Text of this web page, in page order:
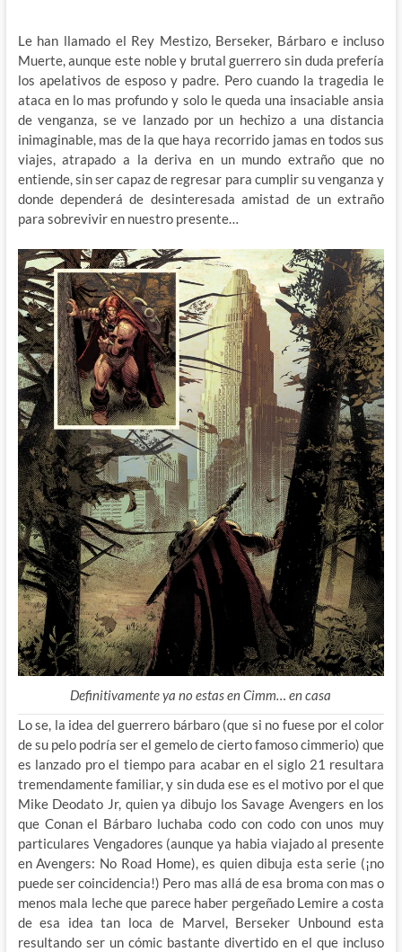
Le han llamado el Rey Mestizo, Berseker, Bárbaro e incluso
Muerte, aunque este noble y brutal guerrero sin duda prefería
los apelativos de esposo y padre. Pero cuando la tragedia le
ataca en lo mas profundo y solo le queda una insaciable ansia
de venganza, se ve lanzado por un hechizo a una distancia
inimaginable, mas de la que haya recorrido jamas en todos sus
viajes, atrapado a la deriva en un mundo extraño que no
entiende, sin ser capaz de regresar para cumplir su venganza y
donde dependerá de desinteresada amistad de un extraño
para sobrevivir en nuestro presente…
Definitivamente ya no estas en Cimm… en casa
Lo se, la idea del guerrero bárbaro (que si no fuese por el color
de su pelo podría ser el gemelo de cierto famoso cimmerio) que
es lanzado pro el tiempo para acabar en el siglo 21 resultara
tremendamente familiar, y sin duda ese es el motivo por el que
Mike Deodato Jr, quien ya dibujo los Savage Avengers en los
que Conan el Bárbaro luchaba codo con codo con unos muy
particulares Vengadores (aunque ya habia viajado al presente
en Avengers: No Road Home), es quien dibuja esta serie (¡no
puede ser coincidencia!) Pero mas allá de esa broma con mas o
menos mala leche que parece haber pergeñado Lemire a costa
de esa idea tan loca de Marvel, Berseker Unbound esta
resultando ser un cómic bastante divertido en el que incluso